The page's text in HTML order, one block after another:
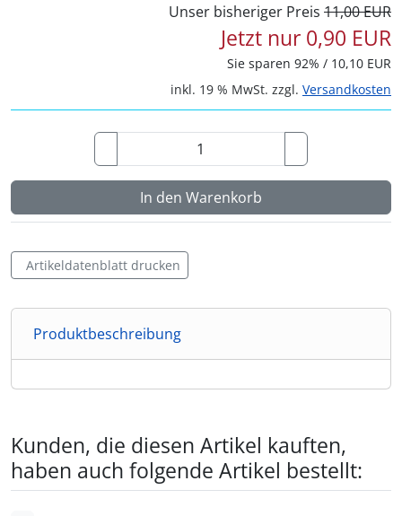
Unser bisheriger Preis 11,00 EUR
Jetzt nur 0,90 EUR
Sie sparen 92% / 10,10 EUR
inkl. 19 % MwSt. zzgl. Versandkosten
In den Warenkorb
Artikeldatenblatt drucken
Produktbeschreibung
Kunden, die diesen Artikel kauften,
haben auch folgende Artikel bestellt: